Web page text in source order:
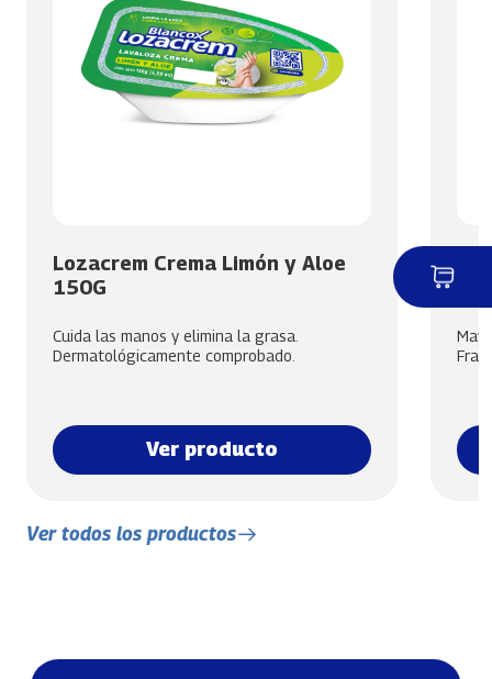
Lozacrem Crema Limón y Aloe
150G
Cuida las manos y elimina la grasa.
Dermatológicamente comprobado.
Ver producto
Ver todos los productos